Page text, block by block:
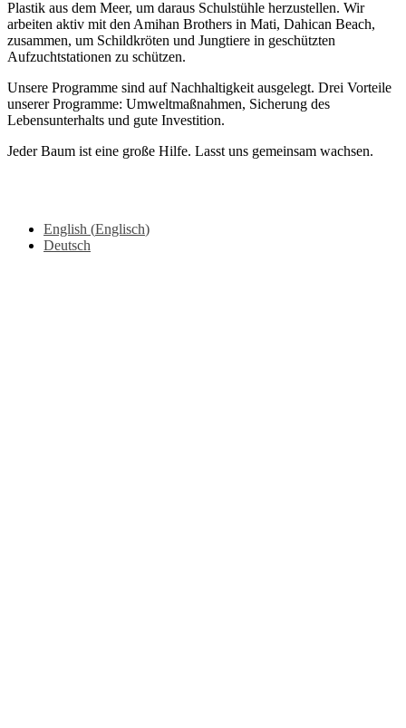
Plastik aus dem Meer, um daraus Schulstühle herzustellen. Wir
arbeiten aktiv mit den Amihan Brothers in Mati, Dahican Beach,
zusammen, um Schildkröten und Jungtiere in geschützten
Aufzuchtstationen zu schützen.
Unsere Programme sind auf Nachhaltigkeit ausgelegt. Drei Vorteile
unserer Programme: Umweltmaßnahmen, Sicherung des
Lebensunterhalts und gute Investition.
Jeder Baum ist eine große Hilfe. Lasst uns gemeinsam wachsen.
English (Englisch)
Deutsch